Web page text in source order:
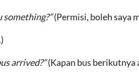
something?”(Permisi, boleh saya
arrived?”(Kapan bus berikutnya